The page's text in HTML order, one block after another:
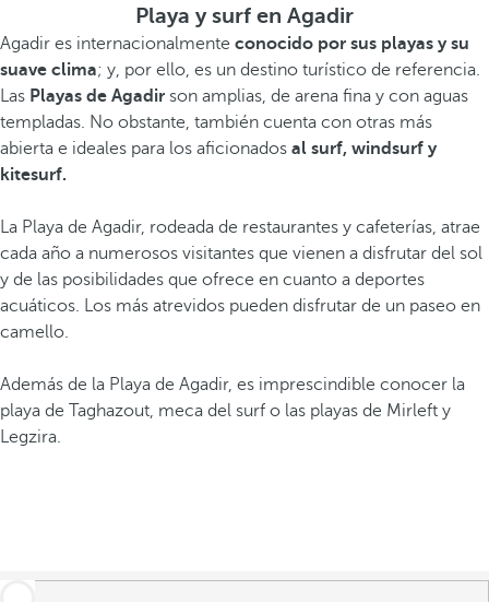
Playa y surf en Agadir
Agadir es internacionalmente conocido por sus playas y su
suave clima; y, por ello, es un destino turístico de referencia.
Las Playas de Agadir son amplias, de arena fina y con aguas
templadas. No obstante, también cuenta con otras más
abierta e ideales para los aficionados al surf, windsurf y
kitesurf.
La Playa de Agadir, rodeada de restaurantes y cafeterías, atrae
cada año a numerosos visitantes que vienen a disfrutar del sol
y de las posibilidades que ofrece en cuanto a deportes
acuáticos. Los más atrevidos pueden disfrutar de un paseo en
camello.
Además de la Playa de Agadir, es imprescindible conocer la
playa de Taghazout, meca del surf o las playas de Mirleft y
Legzira.